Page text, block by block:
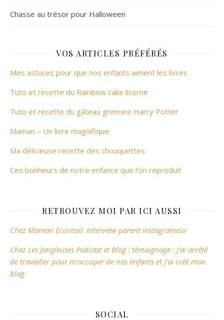
Chasse au trésor pour Halloween
VOS ARTICLES PRÉFÉRÉS
Mes astuces pour que nos enfants aiment les livres
Tuto et recette du Rainbow cake licorne
Tuto et recette du gâteau grimoire Harry Potter
Maman – Un livre magnifique
Ma délicieuse recette des chouquettes
Ces bonheurs de notre enfance que l’on reproduit
RETROUVEZ MOI PAR ICI AUSSI
Chez Maman Ecureuil: Interview parent instagrameur
Chez Les Jongleuses Podcast et Blog : témoignage : J’ai arrêté
de travailler pour m’occuper de nos enfants et j’ai créé mon
blog.
SOCIAL